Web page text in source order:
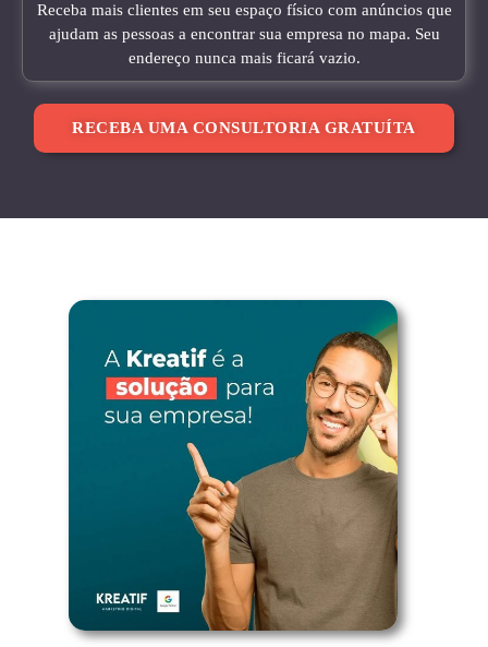
Receba mais clientes em seu espaço físico com anúncios que
ajudam as pessoas a encontrar sua empresa no mapa. Seu
endereço nunca mais ficará vazio.
RECEBA UMA CONSULTORIA GRATUÍTA